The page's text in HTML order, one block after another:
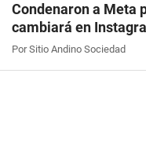
Condenaron a Meta
cambiará en
Por Sitio Andino Sociedad